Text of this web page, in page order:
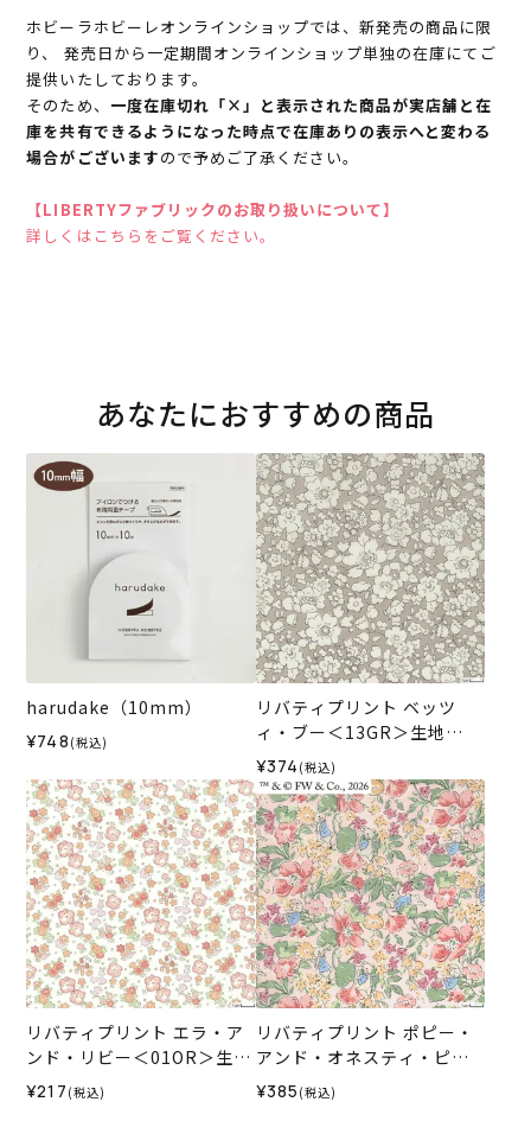
ホビーラホビーレオンラインショップでは、新発売の商品に限
り、 発売日から一定期間オンラインショップ単独の在庫にてご
提供いたしております。
そのため、 一度在庫切れ「×」と表示された商品が実店舗と在
庫を共有できるようになった時点で在庫ありの表示へと変わる
場合がございますので予めご了承ください。
【LIBERTYファブリックのお取り扱いについて】
詳しくはこちらをご覧ください。
あなたにおすすめの商品
harudake（10mm）
¥748 (税込)
リバティプリント ベッツ
ィ・ブー＜13GR＞生地
（ホビーラホビーレオリジ
ナル）2026SS
¥374 (税込)
リバティプリント エラ・ア
ンド・リビー＜01OR＞生地
（ホビーラホビーレオリジ
ナル）2024SS
¥217 (税込)
リバティプリント ポピー・
アンド・オネスティ・ピー
ター＜01P＞生地 （ホビー
ラホビーレオリジナル）202
¥385 (税込)